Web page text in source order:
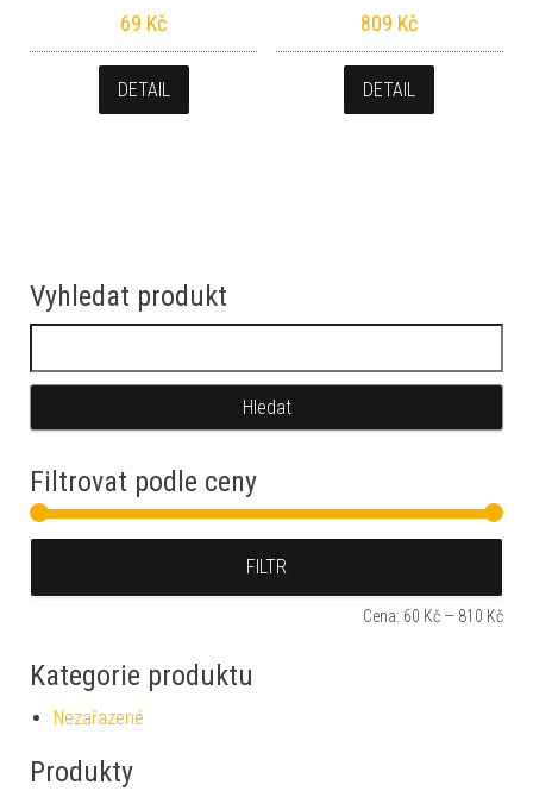
69 Kč
DETAIL
809 Kč
DETAIL
Vyhledat produkt
Filtrovat podle ceny
FILTR
Cena: 60 Kč — 810 Kč
Kategorie produktu
Nezařazené
Produkty